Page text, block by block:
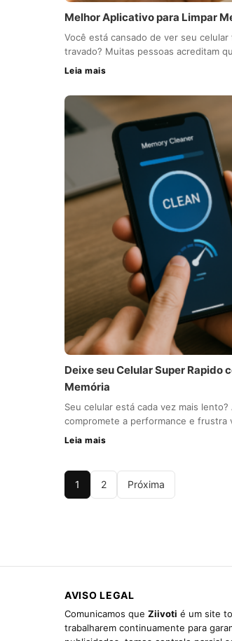
Melhor Aplicativo para Limpar
Você está cansado de ver seu
travado? Muitas pessoas acreditam
Leia mais
Deixe seu Celular Super Rapido
Memória
Seu celular está cada vez mais lento?
compromete a performance e frustra
Leia mais
1 2 Próxima
AVISO LEGAL
Comunicamos que Ziivoti é um site
trabalharem continuamente para